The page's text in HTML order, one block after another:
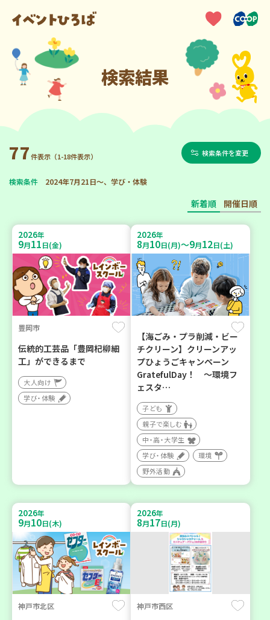
検索結果
77件表示（1-18件表示） 検索条件を変更
検索条件 2024年7月21日～、学び・体験
新着順 開催日順
2026年
9月11日(金)
豊岡市
伝統的工芸品「豊岡杞柳細
工」ができるまで
大人向け
学び・体験
2026年
8月10日(月)～9月12日(土)
【海ごみ・プラ削減・ビー
チクリーン】クリーンアッ
プひょうごキャンペーン
GratefulDay！ ～環境フ
ェスタ…
子ども
親子で楽しむ
中・高・大学生
学び・体験
環境
野外活動
2026年
9月10日(木)
神戸市北区
2026年
8月17日(月)
神戸市西区